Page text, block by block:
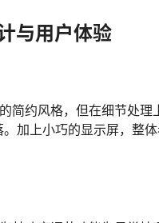
与用户体验
简约风格，但在细节处理
加上小巧的显示屏，整